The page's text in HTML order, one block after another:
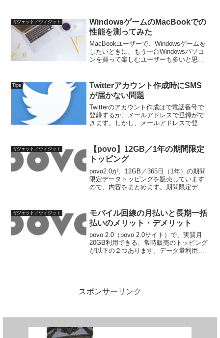
用していますが、ちょっとしたことでス
イッチを触ってし...
ガジェット／ウィジット
WindowsゲームのMacBookでの
性能を測ってみた
MacBookユーザーで、Windowsゲームを
したいときに、もう一台Windowsパソコ
ンを買って楽しむユーザーも多いと思い
びたいという欲求も出てきます。最
近、...
Tips
Twitterアカウント作成時にSMS
が届かない問題
Twitterのアカウント作成はで電話番号で
登録するか、メールアドレスで登録がで
きます。しかし、メールアドレスで登録
したメールへ認証コードが送信され、認
証コードを登録し...
ガジェット／ウィジット
【povo】12GB／1年の期間限定
トッピング
povo2.0が、12GB／365日（1年）の期間
限定データトッピングを販売しています
ので、内容をまとめます。期間限定デー
ようなものです。データ量利用期間料金
（税込）販...
ガジェット／ウィジット
モバイル回線の月払いと長期一括
払いのメリット・デメリット
povo 2.0（povo 2.0サイト）で、実質月
20GB利用できる、常時販売のトッピング
が以下の２つあります。データ量利用期
スポンサーリンク